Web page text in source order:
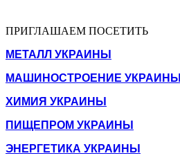
ПРИГЛАШАЕМ ПОСЕТИТЬ
МЕТАЛЛ УКРАИНЫ
МАШИНОСТРОЕНИЕ УКРАИНЫ
ХИМИЯ УКРАИНЫ
ПИЩЕПРОМ УКРАИНЫ
ЭНЕРГЕТИКА УКРАИНЫ